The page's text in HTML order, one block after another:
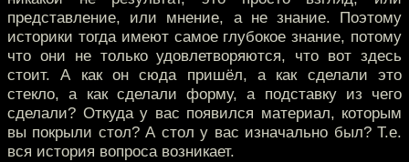
представление, или мнение, а не знание. Поэтому
историки тогда имеют самое глубокое знание, потому
что они не только удовлетворяются, что вот здесь
стоит. А как он сюда пришёл, а как сделали это
стекло, а как сделали форму, а подставку из чего
сделали? Откуда у вас появился материал, которым
вы покрыли стол? А стол у вас изначально был? Т.е.
вся история вопроса возникает.